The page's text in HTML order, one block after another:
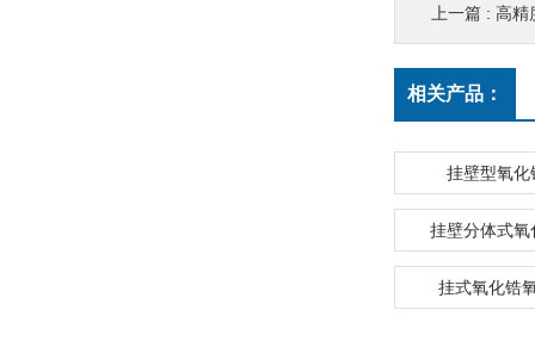
上一篇 : 高精
相关产品：
挂壁型氧化
挂壁分体式氧
挂式氧化锆